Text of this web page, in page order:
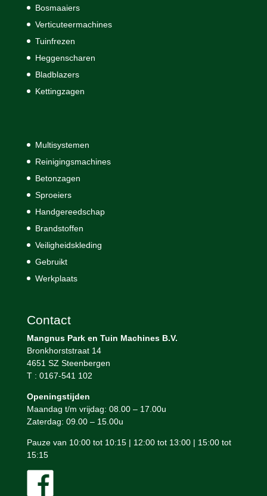
Bosmaaiers
Verticuteermachines
Tuinfrezen
Heggenscharen
Bladblazers
Kettingzagen
Multisystemen
Reinigingsmachines
Betonzagen
Sproeiers
Handgereedschap
Brandstoffen
Veiligheidskleding
Gebruikt
Werkplaats
Contact
Mangnus Park en Tuin Machines B.V.
Bronkhorststraat 14
4651 SZ Steenbergen
T : 0167-541 102
Openingstijden
Maandag t/m vrijdag: 08.00 – 17.00u
Zaterdag: 09.00 – 15.00u
Pauze van 10:00 tot 10:15 | 12:00 tot 13:00 | 15:00 tot
15:15